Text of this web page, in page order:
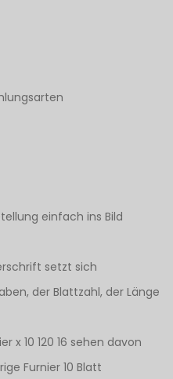
einfach ins Bild
setzt sich
der Blattzahl, der Länge
x 10 120 16 sehen davon
Furnier 10 Blatt